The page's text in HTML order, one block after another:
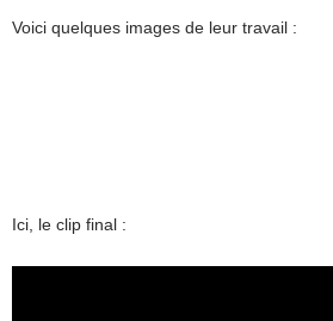
Voici quelques images de leur travail :
Ici, le clip final :